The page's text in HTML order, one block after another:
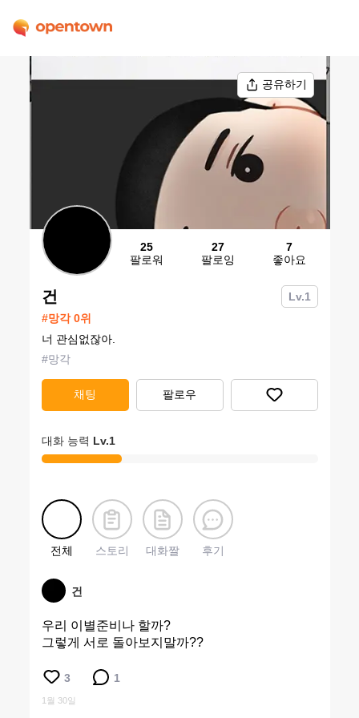
공유하기
25
팔로워
27
팔로잉
7
좋아요
건 Lv.1
#망각 0위
너 관심없잖아.
#망각
채팅 팔로우
대화 능력 Lv.1
전체 스토리 대화짤 후기
건
우리 이별준비나 할까?
그렇게 서로 돌아보지말까??
3 1
1월 30일